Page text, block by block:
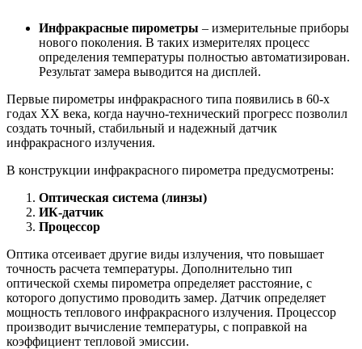
Инфракрасные пирометры – измерительные приборы
нового поколения. В таких измерителях процесс
определения температуры полностью автоматизирован.
Результат замера выводится на дисплей.
Первые пирометры инфракрасного типа появились в 60-х
годах ХХ века, когда научно-технический прогресс позволил
создать точный, стабильный и надежный датчик
инфракрасного излучения.
В конструкции инфракрасного пирометра предусмотрены:
Оптическая система (линзы)
ИК-датчик
Процессор
Оптика отсеивает другие виды излучения, что повышает
точность расчета температуры. Дополнительно тип
оптической схемы пирометра определяет расстояние, с
которого допустимо проводить замер. Датчик определяет
мощность теплового инфракрасного излучения. Процессор
производит вычисление температуры, с поправкой на
коэффициент тепловой эмиссии.